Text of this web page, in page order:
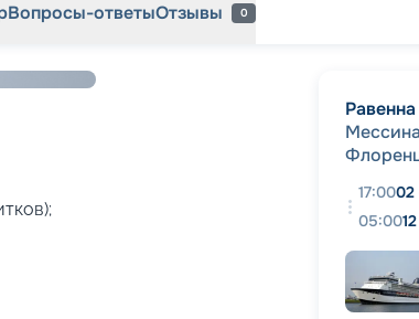
Вопросы-ответыОтзывы 0
Равенна
Мессина
17:0002
05:00